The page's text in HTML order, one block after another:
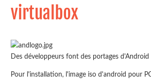
virtualbox
Des développeurs font des portages
Pour l'installation, l'image iso d'android pour